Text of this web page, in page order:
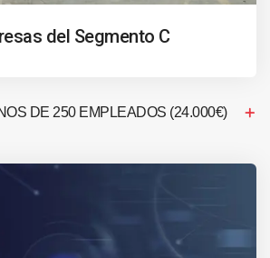
del Segmento C
DE 250 EMPLEADOS (24.000€)